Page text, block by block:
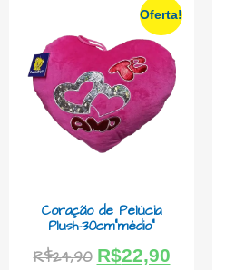
Oferta!
Coração de Pelúcia
Plush-30cm”médio”
R$24,90 R$22,90